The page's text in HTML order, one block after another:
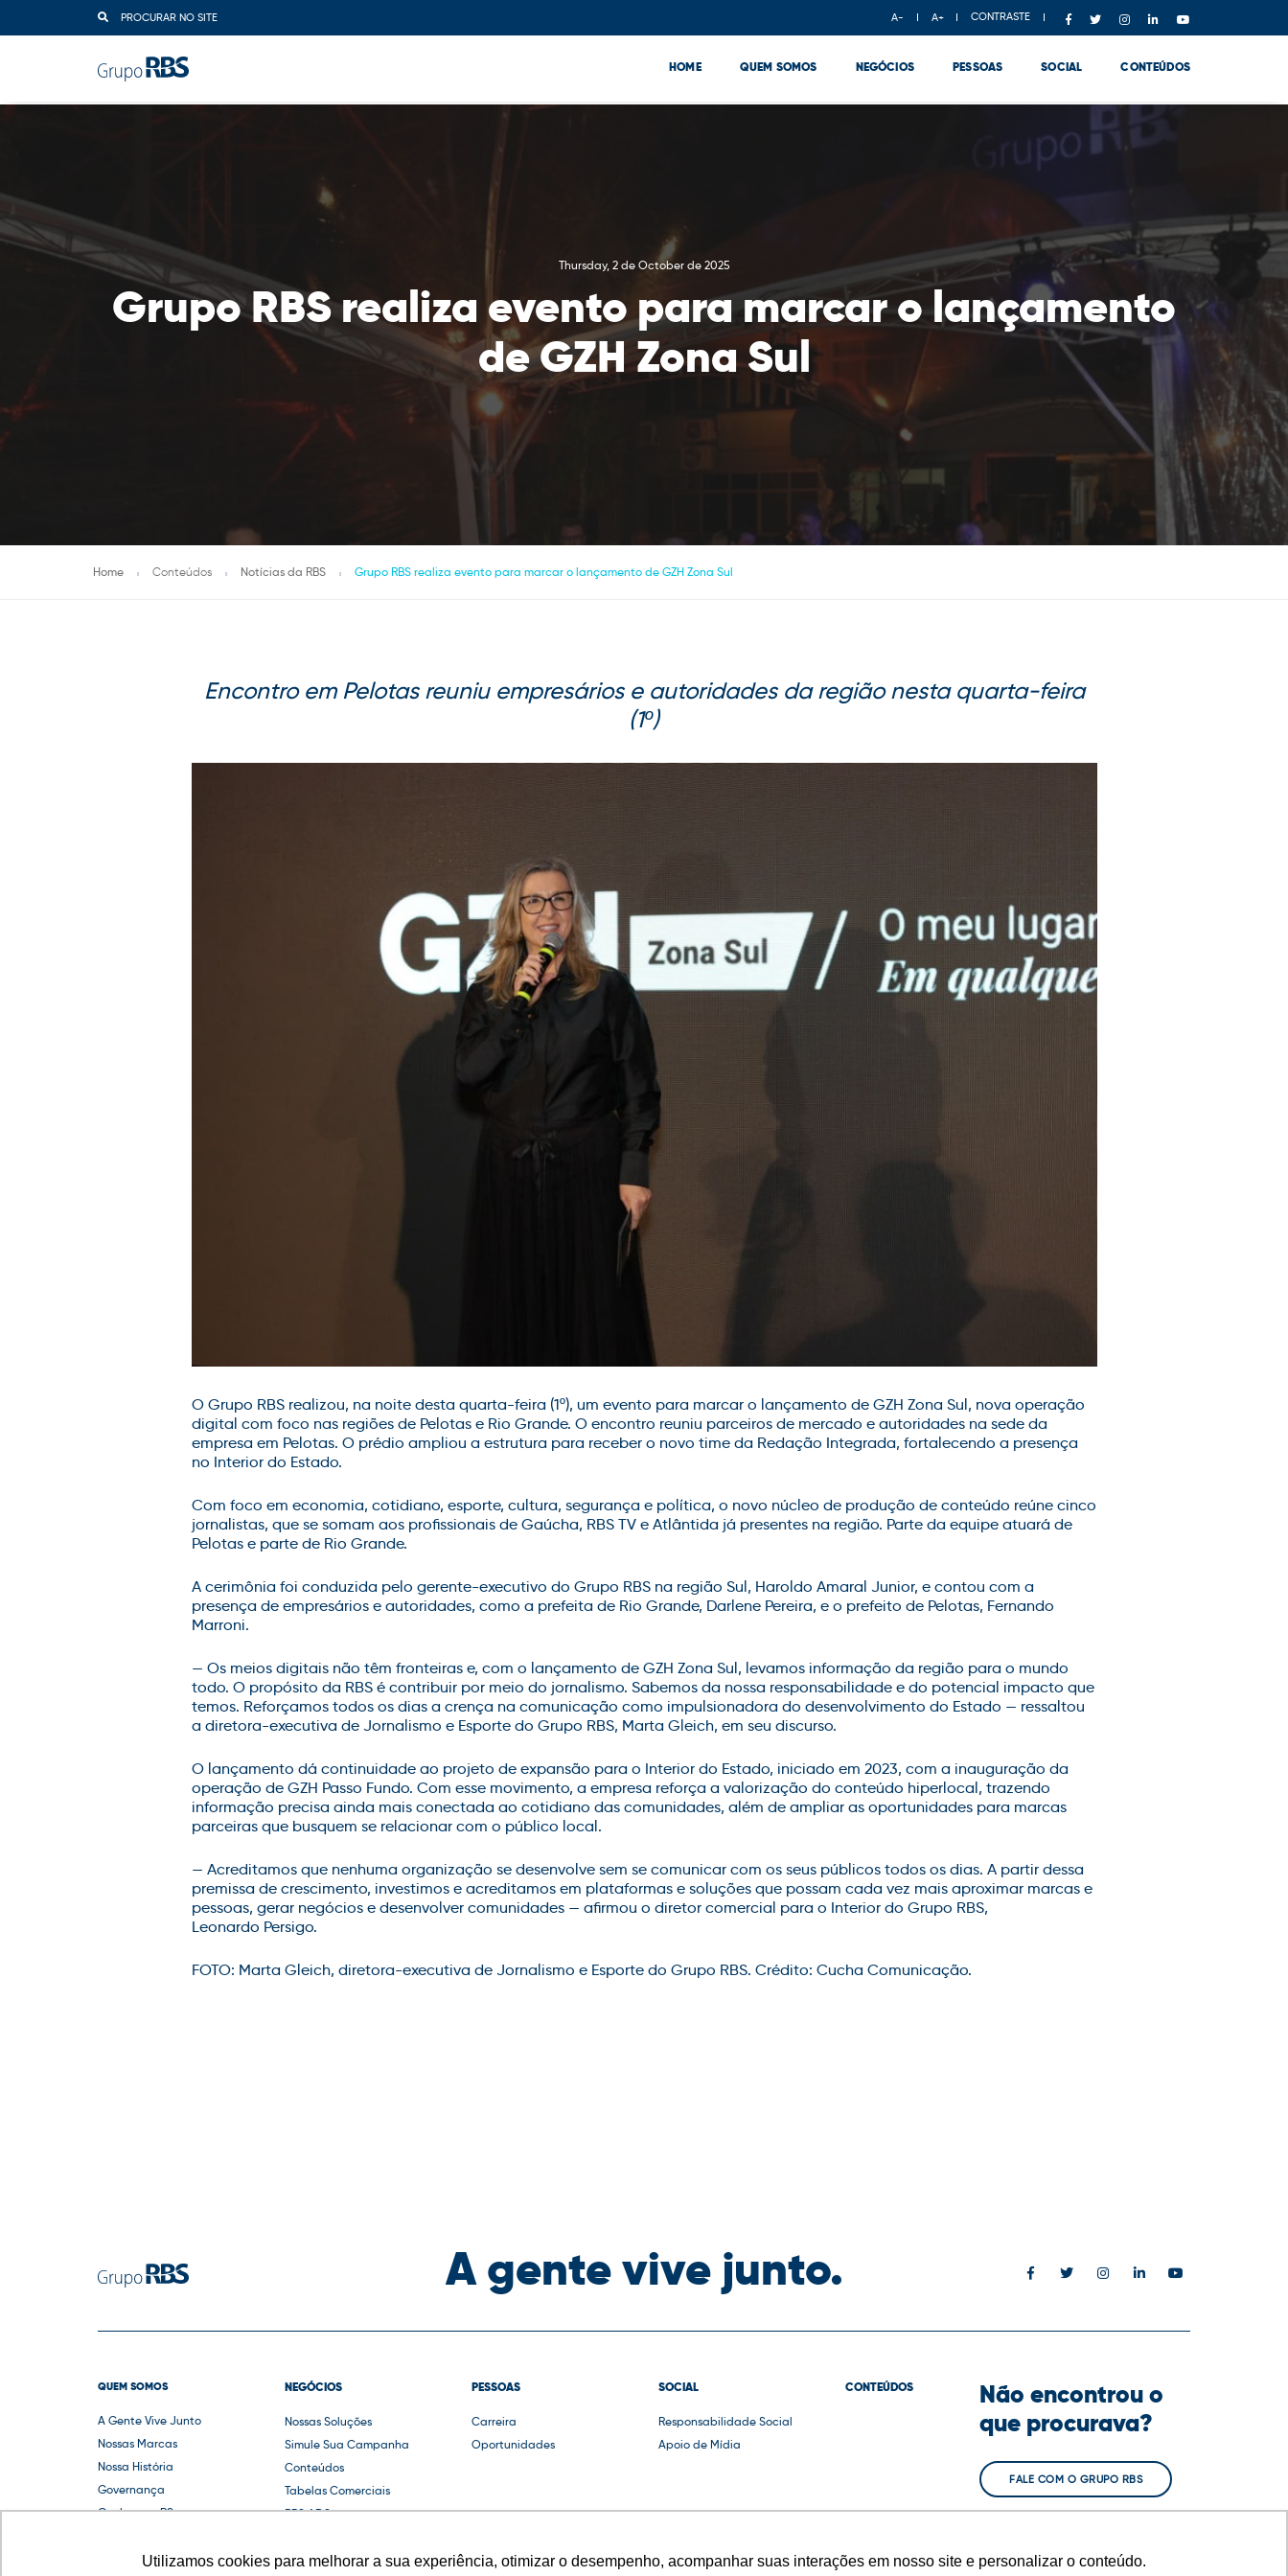
Utilizamos cookies para melhorar a sua experiência, otimizar o desempenho, acompanhar suas interações em nosso site e personalizar o conteúdo.
PROCURAR NO SITE A- A+ CONTRASTE
HOME QUEM SOMOS NEGÓCIOS PESSOAS SOCIAL CONTEÚDOS
Thursday, 2 de October de 2025
Grupo RBS realiza evento para marcar o lançamento
de GZH Zona Sul
Home Conteúdos Notícias da RBS Grupo RBS realiza evento para marcar o lançamento de GZH Zona Sul
Encontro em Pelotas reuniu empresários e autoridades da região nesta quarta-feira
(1º)
O Grupo RBS realizou, na noite desta quarta-feira (1º), um evento para marcar o lançamento de GZH Zona Sul, nova operação
digital com foco nas regiões de Pelotas e Rio Grande. O encontro reuniu parceiros de mercado e autoridades na sede da
empresa em Pelotas. O prédio ampliou a estrutura para receber o novo time da Redação Integrada, fortalecendo a presença
no Interior do Estado.
Com foco em economia, cotidiano, esporte, cultura, segurança e política, o novo núcleo de produção de conteúdo reúne cinco
jornalistas, que se somam aos profissionais de Gaúcha, RBS TV e Atlântida já presentes na região. Parte da equipe atuará de
Pelotas e parte de Rio Grande.
A cerimônia foi conduzida pelo gerente-executivo do Grupo RBS na região Sul, Haroldo Amaral Junior, e contou com a
presença de empresários e autoridades, como a prefeita de Rio Grande, Darlene Pereira, e o prefeito de Pelotas, Fernando
Marroni.
— Os meios digitais não têm fronteiras e, com o lançamento de GZH Zona Sul, levamos informação da região para o mundo
todo. O propósito da RBS é contribuir por meio do jornalismo. Sabemos da nossa responsabilidade e do potencial impacto que
temos. Reforçamos todos os dias a crença na comunicação como impulsionadora do desenvolvimento do Estado — ressaltou
a diretora-executiva de Jornalismo e Esporte do Grupo RBS, Marta Gleich, em seu discurso.
O lançamento dá continuidade ao projeto de expansão para o Interior do Estado, iniciado em 2023, com a inauguração da
operação de GZH Passo Fundo. Com esse movimento, a empresa reforça a valorização do conteúdo hiperlocal, trazendo
informação precisa ainda mais conectada ao cotidiano das comunidades, além de ampliar as oportunidades para marcas
parceiras que busquem se relacionar com o público local.
— Acreditamos que nenhuma organização se desenvolve sem se comunicar com os seus públicos todos os dias. A partir dessa
premissa de crescimento, investimos e acreditamos em plataformas e soluções que possam cada vez mais aproximar marcas e
pessoas, gerar negócios e desenvolver comunidades — afirmou o diretor comercial para o Interior do Grupo RBS,
Leonardo Persigo.
FOTO: Marta Gleich, diretora-executiva de Jornalismo e Esporte do Grupo RBS. Crédito: Cucha Comunicação.
A gente vive junto.
QUEM SOMOS
A Gente Vive Junto
Nossas Marcas
Nossa História
Governança
Conheça o RS
NEGÓCIOS
Nossas Soluções
Simule Sua Campanha
Conteúdos
Tabelas Comerciais
RBS ADS
PESSOAS
Carreira
Oportunidades
SOCIAL
Responsabilidade Social
Apoio de Mídia
CONTEÚDOS
Não encontrou o
que procurava?
FALE COM O GRUPO RBS